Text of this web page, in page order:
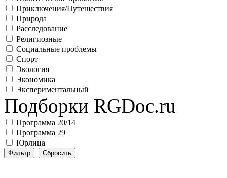
Приключения/Путешествия
Природа
Расследование
Религиозные
Социальные проблемы
Спорт
Экология
Экономика
Экспериментальный
Подборки RGDoc.ru
Программа 20/14
Программа 29
Юрлица